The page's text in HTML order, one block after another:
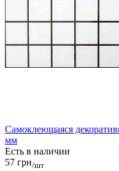
Самоклеющаяся
мм
Есть в наличии
57 грн/шт